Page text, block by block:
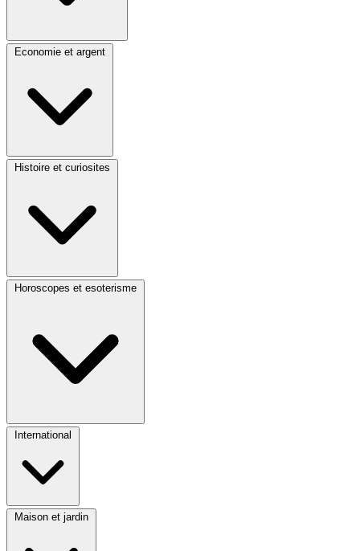
Economie et argent
Histoire et curiosites
Horoscopes et esoterisme
International
Maison et jardin